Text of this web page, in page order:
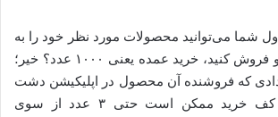
شما می‌توانید محصولات مورد نظر خود را به
صورت عمده خرید و فروش کنید، خرید عمده یعنی ۱۰۰۰ عدد؟ خیر؛
که فروشنده آن محصول در اپلیکیشن دشت
کف خرید ممکن است حتی ۳ عدد از سوی